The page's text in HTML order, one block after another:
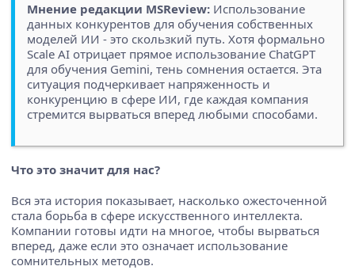
Мнение редакции MSReview: Использование
данных конкурентов для обучения собственных
моделей ИИ - это скользкий путь. Хотя формально
Scale AI отрицает прямое использование ChatGPT
для обучения Gemini, тень сомнения остается. Эта
ситуация подчеркивает напряженность и
конкуренцию в сфере ИИ, где каждая компания
стремится вырваться вперед любыми способами.
Что это значит для нас?
Вся эта история показывает, насколько ожесточенной
стала борьба в сфере искусственного интеллекта.
Компании готовы идти на многое, чтобы вырваться
вперед, даже если это означает использование
сомнительных методов.